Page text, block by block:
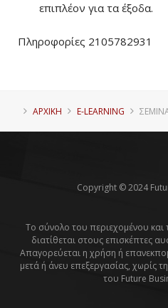
επιπλέον για τα έξοδα.
Πληροφορίες 2105782931
ΑΡΧΙΚΗ E-LEARNING
Copyright © 2024
Το σύνολο του περιεχομένου
διατίθεται στους επισκέπτες
Απαγορεύεται η χρήση ή
μετά ή άνευ επεξεργασίας, χωρίς
του Future